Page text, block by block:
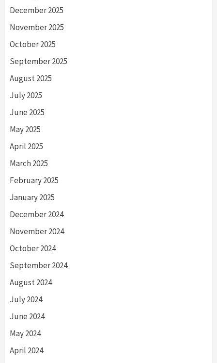
December 2025
November 2025
October 2025
September 2025
August 2025
July 2025
June 2025
May 2025
April 2025
March 2025
February 2025
January 2025
December 2024
November 2024
October 2024
September 2024
August 2024
July 2024
June 2024
May 2024
April 2024